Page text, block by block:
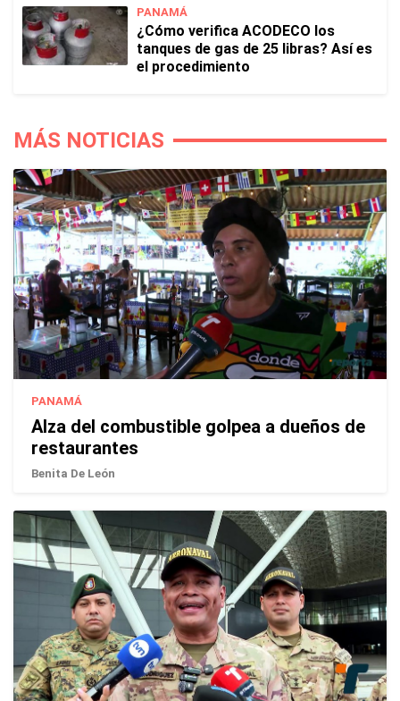
PANAMÁ
¿Cómo verifica ACODECO los
tanques de gas de 25 libras? Así es
el procedimiento
MÁS NOTICIAS
PANAMÁ
Alza del combustible golpea a dueños de
restaurantes
Benita De León